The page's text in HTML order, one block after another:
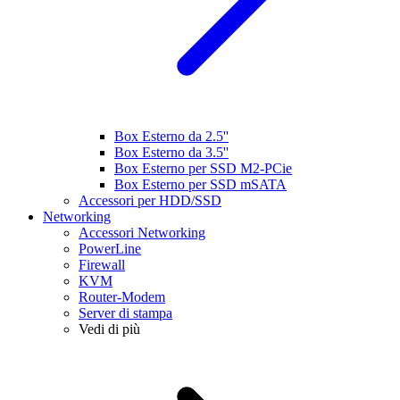
Box Esterno da 2.5''
Box Esterno da 3.5''
Box Esterno per SSD M2-PCie
Box Esterno per SSD mSATA
Accessori per HDD/SSD
Networking
Accessori Networking
PowerLine
Firewall
KVM
Router-Modem
Server di stampa
Vedi di più